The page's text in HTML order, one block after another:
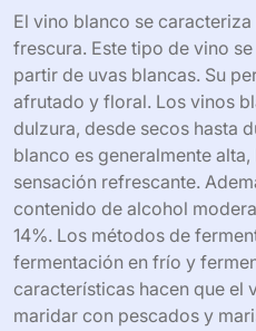
El vino blanco se
frescura. Este tipo de vino
partir de uvas blancas. Su
afrutado y floral. Los vinos
dulzura, desde secos hasta
blanco es generalmente
sensación refrescante.
contenido de alcohol
14%. Los métodos de
fermentación en frío y
características hacen que el
maridar con pescados y